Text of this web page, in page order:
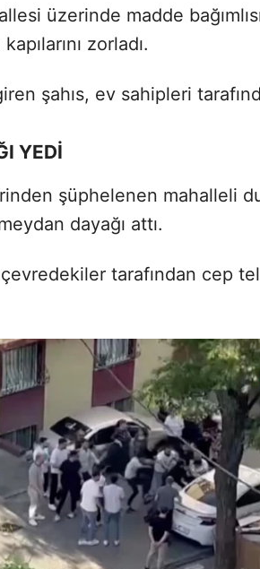
üzerinde madde
zorladı.
şahıs, ev sahipleri
YEDİ
şüphelenen mahalleli
dayağı attı.
tarafından cep